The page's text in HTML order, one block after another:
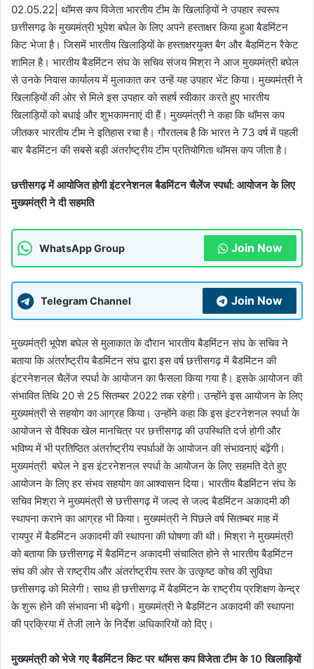
02.05.22| थॉमस कप विजेता भारतीय टीम के खिलाड़ियों ने उपहार स्वरूप
छत्तीसगढ़ के मुख्यमंत्री भूपेश बघेल के लिए अपने हस्ताक्षर किया हुआ बैडमिंटन
किट भेजा है। जिसमें भारतीय खिलाड़ियों के हस्ताक्षरयुक्त बैग और बैडमिंटन रैकेट
शामिल है। भारतीय बैडमिंटन संघ के सचिव संजय मिश्रा ने आज मुख्यमंत्री बघेल
से उनके निवास कार्यालय में मुलाकात कर उन्हें यह उपहार भेंट किया। मुख्यमंत्री ने
खिलाड़ियों की ओर से मिले इस उपहार को सहर्ष स्वीकार करते हुए भारतीय
खिलाड़ियों को बधाई और शुभकामनाएं दी हैं। मुख्यमंत्री ने कहा कि थॉमस कप
जीतकर भारतीय टीम ने इतिहास रचा है। गौरतलब है कि भारत ने 73 वर्ष में पहली
बार बैडमिंटन की सबसे बड़ी अंतर्राष्ट्रीय टीम प्रतियोगिता थॉमस कप जीता है।
छत्तीसगढ़ में आयोजित होगी इंटरनेशनल बैडमिंटन चैलेंज स्पर्धा: आयोजन के लिए
मुख्यमंत्री ने दी सहमति
WhatsApp Group Join Now
Telegram Channel Join Now
मुख्यमंत्री भूपेश बघेल से मुलाकात के दौरान भारतीय बैडमिंटन संघ के सचिव ने
बताया कि अंतर्राष्ट्रीय बैडमिंटन संघ द्वारा इस वर्ष छत्तीसगढ़ में बैडमिंटन की
इंटरनेशनल चैलेंज स्पर्धा के आयोजन का फैसला किया गया है। इसके आयोजन की
संभावित तिथि 20 से 25 सितम्बर 2022 तक रहेगी। उन्होंने इस आयोजन के लिए
मुख्यमंत्री से सहयोग का आग्रह किया। उन्होंने कहा कि इस इंटरनेशनल स्पर्धा के
आयोजन से वैश्विक खेल मानचित्र पर छत्तीसगढ़ की उपस्थिति दर्ज होगी और
भविष्य में भी प्रतिष्ठित अंतर्राष्ट्रीय स्पर्धाओं के आयोजन की संभावनाएं बढ़ेंगी।
मुख्यमंत्री बघेल ने इस इंटरनेशनल स्पर्धा के आयोजन के लिए सहमति देते हुए
आयोजन के लिए हर संभव सहयोग का आश्वासन दिया। भारतीय बैडमिंटन संघ के
सचिव मिश्रा ने मुख्यमंत्री से छत्तीसगढ़ में जल्द से जल्द बैडमिंटन अकादमी की
स्थापना कराने का आग्रह भी किया। मुख्यमंत्री ने पिछले वर्ष सितम्बर माह में
रायपुर में बैडमिंटन अकादमी की स्थापना की घोषणा की थी। मिश्रा ने मुख्यमंत्री
को बताया कि छत्तीसगढ़ में बैडमिंटन अकादमी संचालित होने से भारतीय बैडमिंटन
संघ की ओर से राष्ट्रीय और अंतर्राष्ट्रीय स्तर के उत्कृष्ट कोच की सुविधा
छत्तीसगढ़ को मिलेगी। साथ ही छत्तीसगढ़ में बैडमिंटन के राष्ट्रीय प्रशिक्षण केन्द्र
के शुरू होने की संभावना भी बढ़ेगी। मुख्यमंत्री ने बैडमिंटन अकादमी की स्थापना
की प्रक्रिया में तेजी लाने के निर्देश अधिकारियों को दिए।
मुख्यमंत्री को भेजे गए बैडमिंटन किट पर थॉमस कप विजेता टीम के 10 खिलाड़ियों